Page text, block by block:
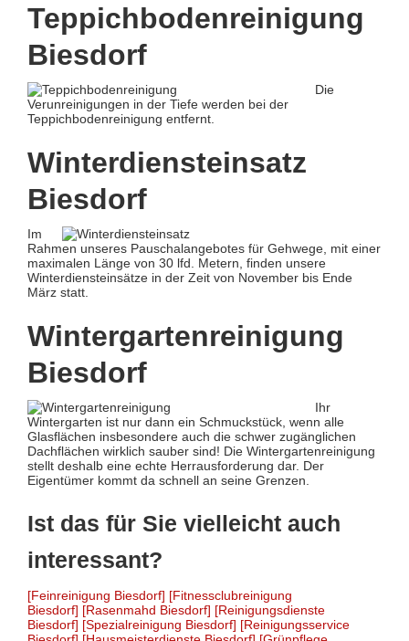
Teppichbodenreinigung
Biesdorf
Die
Verunreinigungen in der Tiefe werden bei der
Teppichbodenreinigung entfernt.
Winterdiensteinsatz
Biesdorf
Im
Rahmen unseres Pauschalangebotes für Gehwege, mit einer
maximalen Länge von 30 lfd. Metern, finden unsere
Winterdiensteinsätze in der Zeit von November bis Ende
März statt.
Wintergartenreinigung
Biesdorf
Ihr
Wintergarten ist nur dann ein Schmuckstück, wenn alle
Glasflächen insbesondere auch die schwer zugänglichen
Dachflächen wirklich sauber sind! Die Wintergartenreinigung
stellt deshalb eine echte Herrausforderung dar. Der
Eigentümer kommt da schnell an seine Grenzen.
Ist das für Sie vielleicht auch
interessant?
[Feinreinigung Biesdorf] [Fitnessclubreinigung
Biesdorf] [Rasenmahd Biesdorf] [Reinigungsdienste
Biesdorf] [Spezialreinigung Biesdorf] [Reinigungsservice